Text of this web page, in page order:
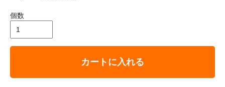
個数
カートに入れる